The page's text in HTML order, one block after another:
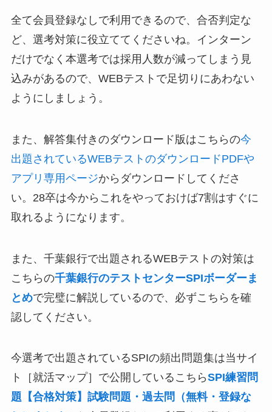
全て会員登録なしで利用できるので、合否判定な
ど、選考対策に役立ててくださいね。インターン
だけでなく本選考では採用人数が減ってしまう見
込みがあるので、WEBテストで足切りにあわない
ようにしましょう。
また、解答集付きのダウンロード版はこちらの今
出題されているWEBテストのダウンロードPDFや
アプリ専用ページからダウンロードしてくださ
い。28卒は今からこれをやっておけば7割はすぐに
取れるようになります。
また、千葉銀行で出題されるWEBテストの対策は
こちらの千葉銀行のテストセンターSPIボーダーま
とめで完璧に解説しているので、必ずこちらを確
認してください。
今選考で出題されているSPIの頻出問題集は当サイ
ト［就活マップ］で公開しているこちらSPI練習問
題【合格対策】試験問題・過去問（無料・登録な